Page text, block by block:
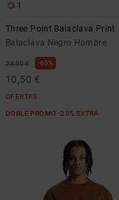
1
Three Point Balaclava Print
Balaclava Negro Hombre
28,00 € 63%
10,50 €
OFERTAS
DOBLE PROMO -25% EXTRA